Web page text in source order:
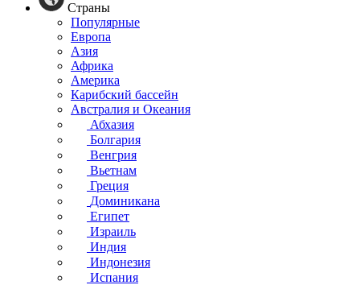
Страны
Популярные
Европа
Азия
Африка
Америка
Карибский бассейн
Австралия и Океания
Абхазия
Болгария
Венгрия
Вьетнам
Греция
Доминикана
Египет
Израиль
Индия
Индонезия
Испания